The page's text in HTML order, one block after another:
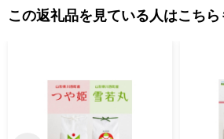
この返礼品を見ている人はこちら